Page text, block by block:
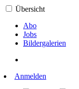
Übersicht
Abo
Jobs
Bildergalerien
Anmelden